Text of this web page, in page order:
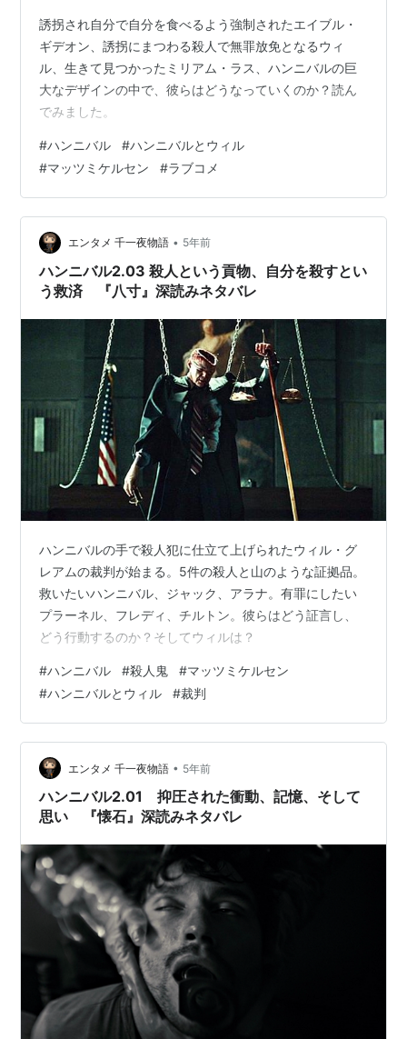
誘拐され自分で自分を食べるよう強制されたエイブル・
ギデオン、誘拐にまつわる殺人で無罪放免となるウィ
ル、生きて見つかったミリアム・ラス、ハンニバルの巨
大なデザインの中で、彼らはどうなっていくのか？読ん
でみました。
#ハンニバル #ハンニバルとウィル
#マッツミケルセン #ラブコメ
エンタメ 千一夜物語 • 5年前
ハンニバル2.03 殺人という貢物、自分を殺すとい
う救済 『八寸』深読みネタバレ
ハンニバルの手で殺人犯に仕立て上げられたウィル・グ
レアムの裁判が始まる。5件の殺人と山のような証拠品。
救いたいハンニバル、ジャック、アラナ。有罪にしたい
プラーネル、フレディ、チルトン。彼らはどう証言し、
どう行動するのか？そしてウィルは？
#ハンニバル #殺人鬼 #マッツミケルセン
#ハンニバルとウィル #裁判
エンタメ 千一夜物語 • 5年前
ハンニバル2.01 抑圧された衝動、記憶、そして
思い 『懐石』深読みネタバレ